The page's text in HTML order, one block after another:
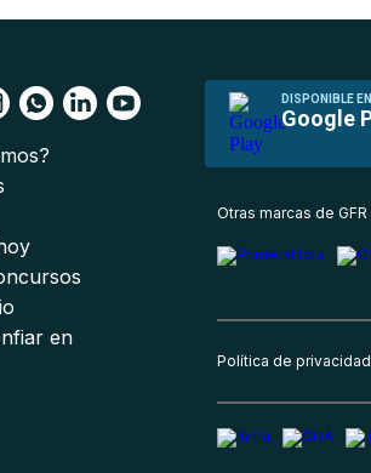
DISPONIBLE EN
Google
en
Otras marcas de
Política de privacidad